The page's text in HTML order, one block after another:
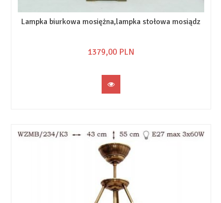
Lampka biurkowa mosiężna,lampka stołowa mosiądz
1379,00PLN